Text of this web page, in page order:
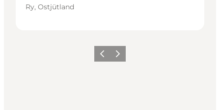
Ry, Ostjütland
Vorherige Folie
Nächste Folie